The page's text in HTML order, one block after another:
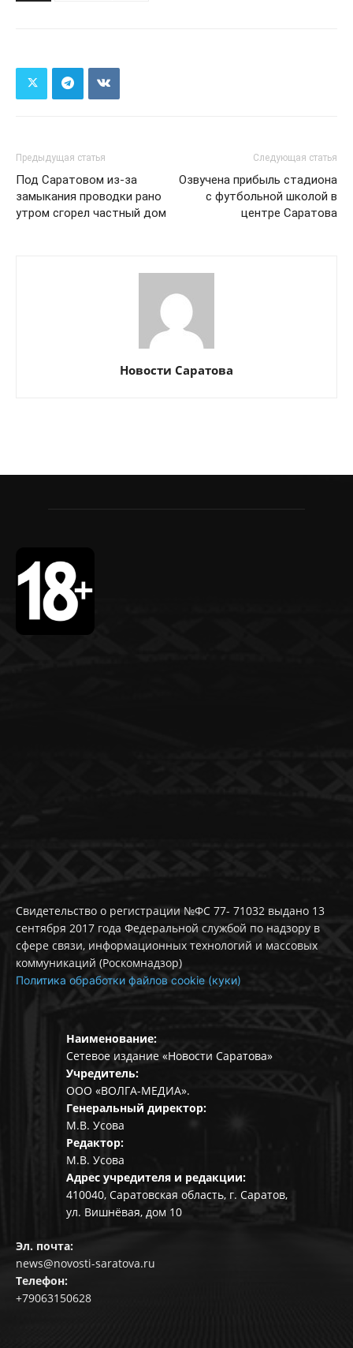
Предыдущая статья
Под Саратовом из-за
замыкания проводки рано
утром сгорел частный дом
Следующая статья
Озвучена прибыль стадиона
с футбольной школой в
центре Саратова
Новости Саратова
Свидетельство о регистрации №ФС 77- 71032 выдано 13
сентября 2017 года Федеральной службой по надзору в
сфере связи, информационных технологий и массовых
коммуникаций (Роскомнадзор)
Политика обработки файлов cookie (куки)
Наименование:
Сетевое издание «Новости Саратова»
Учредитель:
ООО «ВОЛГА-МЕДИА».
Генеральный директор:
М.В. Усова
Редактор:
М.В. Усова
Адрес учредителя и редакции:
410040, Саратовская область, г. Саратов,
ул. Вишнёвая, дом 10
Эл. почта:
news@novosti-saratova.ru
Телефон:
+79063150628